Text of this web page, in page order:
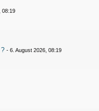
08:19
-6. August 2026, 08:19